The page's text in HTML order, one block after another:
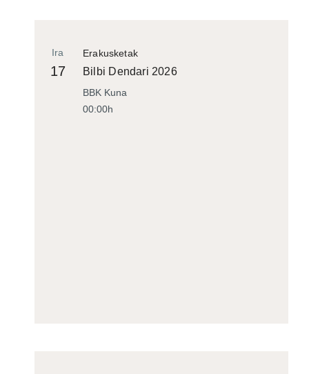
Erakusketak
Ira
17 Bilbi Dendari 2026
BBK Kuna
00:00h